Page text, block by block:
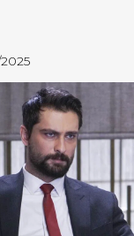
2025